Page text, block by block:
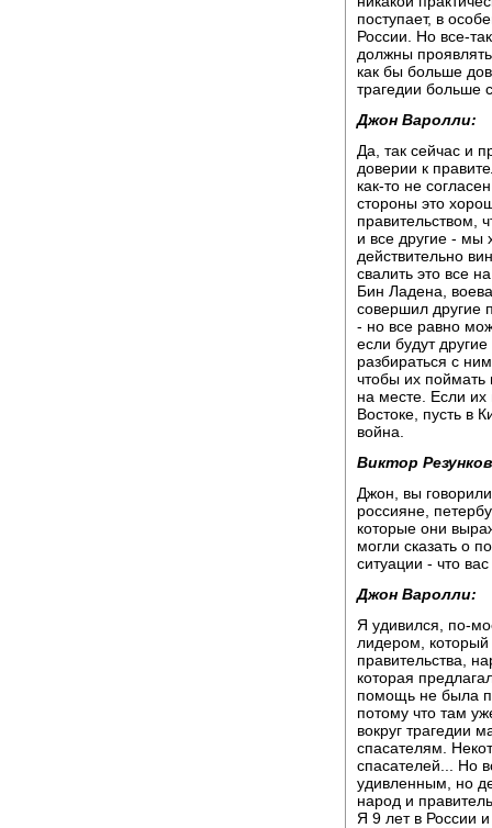
поступает, в
России. Но все-
должны
как бы больше
трагедии больше
Джон Варолли:
Да, так сейчас и
доверии к
как-то не
стороны это
правительством,
и все другие - мы
действительно
свалить это все
Бин Ладена,
совершил другие
- но все равно
если будут
разбираться с
чтобы их поймать
на месте. Если их
Востоке, пусть в
война.
Виктор
Джон, вы
россияне,
которые они
могли сказать о
ситуации - что
Джон Варолли:
Я удивился, по-
лидером, который
правительства,
которая
помощь не была
потому что там
вокруг трагедии
спасателям.
спасателей... Но
удивленным, но
народ и
Я 9 лет в России